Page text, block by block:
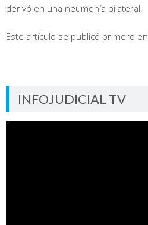
derivó en una neumonía bilateral.
Este artículo se publicó primero en
INFOJUDICIAL TV